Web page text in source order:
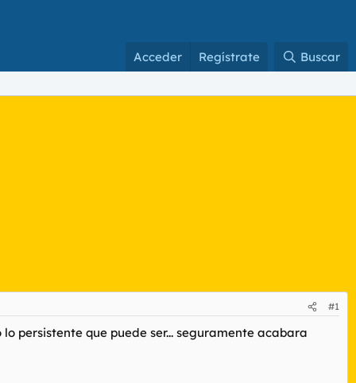
Acceder Regístrate Buscar
#1
persistente que puede ser... seguramente acabara